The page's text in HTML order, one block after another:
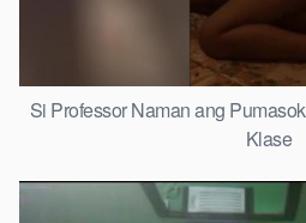
Si Professor Naman ang
Klase